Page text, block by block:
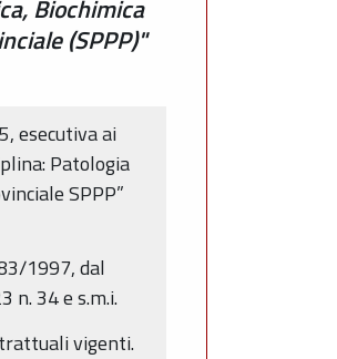
Biochimica
(SPPP)"
esecutiva ai
Patologia
SPPP”
1997, dal
n. 34 e s.m.i.
vigenti.